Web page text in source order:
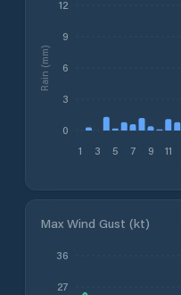
1 3 5 7 9 11
0
3
6
9
12
Rain (mm)
Max Wind Gust (kt)
27
36